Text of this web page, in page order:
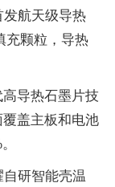
发航天级导热
充颗粒，导热
导热石墨片技
盖主板和电池
研智能壳温